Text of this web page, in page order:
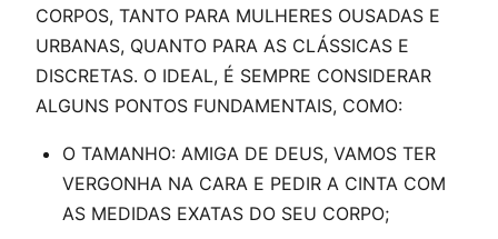
CORPOS, TANTO PARA MULHERES OUSADAS E
URBANAS, QUANTO PARA AS CLÁSSICAS E
DISCRETAS. O IDEAL, É SEMPRE CONSIDERAR
ALGUNS PONTOS FUNDAMENTAIS, COMO:
O TAMANHO: AMIGA DE DEUS, VAMOS TER
VERGONHA NA CARA E PEDIR A CINTA COM
AS MEDIDAS EXATAS DO SEU CORPO;